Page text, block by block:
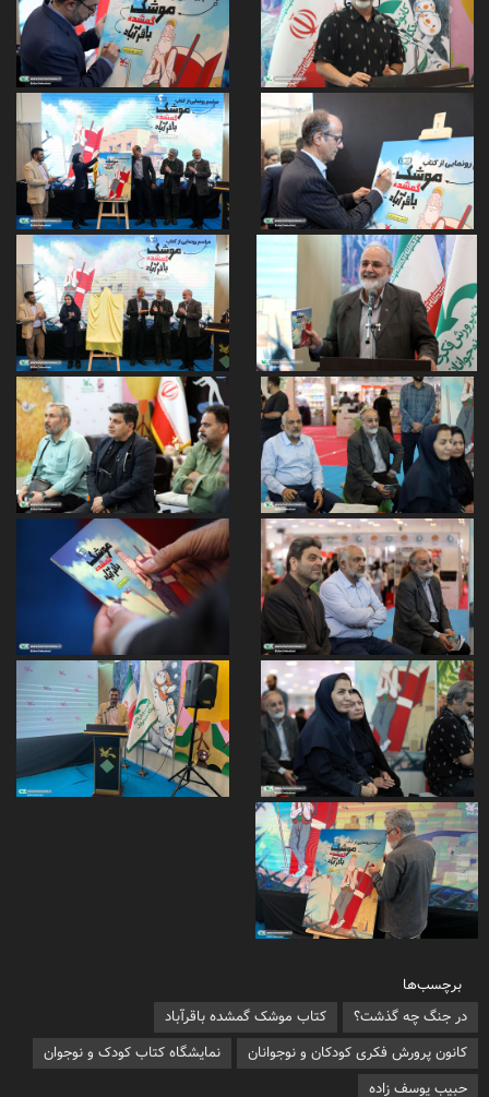
برچسب‌ها
در جنگ چه گذشت؟
کتاب موشک گمشده باقرآباد
کانون پرورش فکری کودکان و نوجوانان
نمایشگاه کتاب کودک و نوجوان
حبیب یوسف زاده